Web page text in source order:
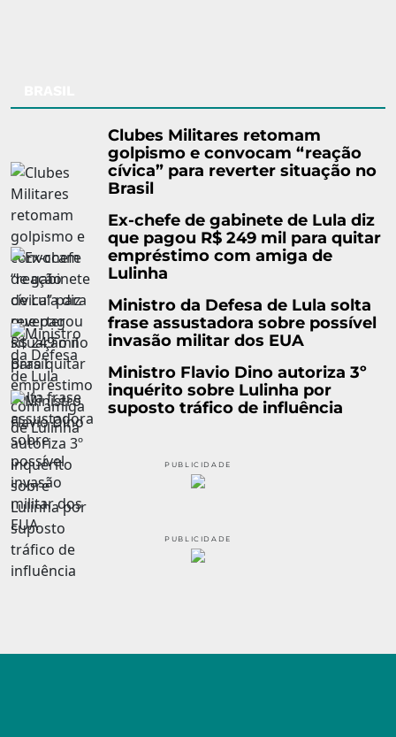
Clubes Militares retomam
golpismo e convocam “reação
cívica” para reverter situação no
Brasil
Ex-chefe de gabinete de Lula diz
que pagou R$ 249 mil para quitar
empréstimo com amiga de
Lulinha
Ministro da Defesa de Lula solta
frase assustadora sobre possível
invasão militar dos EUA
Ministro Flavio Dino autoriza 3º
inquérito sobre Lulinha por
suposto tráfico de influência
PUBLICIDADE
PUBLICIDADE